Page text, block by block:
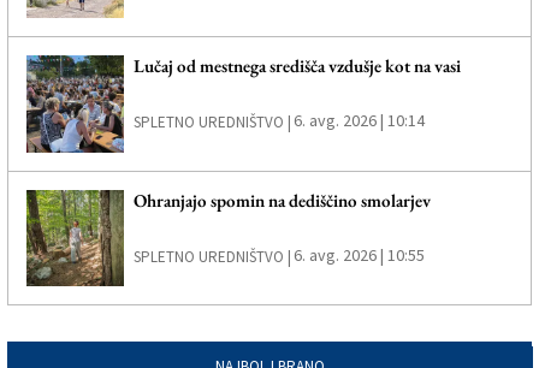
Lučaj od mestnega središča vzdušje kot na vasi
SPLETNO UREDNIŠTVO | 6. avg. 2026 | 10:14
Ohranjajo spomin na dediščino smolarjev
SPLETNO UREDNIŠTVO | 6. avg. 2026 | 10:55